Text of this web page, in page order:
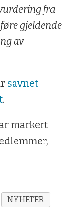
fra
gjeldende
av
savnet
.
markert
NYHETER